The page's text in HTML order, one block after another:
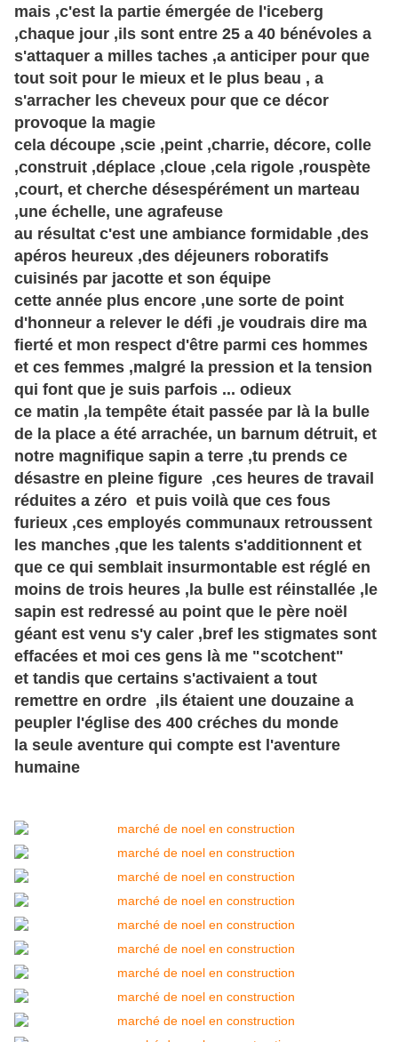
mais ,c'est la partie émergée de l'iceberg
,chaque jour ,ils sont entre 25 a 40 bénévoles a
s'attaquer a milles taches ,a anticiper pour que
tout soit pour le mieux et le plus beau , a
s'arracher les cheveux pour que ce décor
provoque la magie
cela découpe ,scie ,peint ,charrie, décore, colle
,construit ,déplace ,cloue ,cela rigole ,rouspète
,court, et cherche désespérément un marteau
,une échelle, une agrafeuse
au résultat c'est une ambiance formidable ,des
apéros heureux ,des déjeuners roboratifs
cuisinés par jacotte et son équipe
cette année plus encore ,une sorte de point
d'honneur a relever le défi ,je voudrais dire ma
fierté et mon respect d'être parmi ces hommes
et ces femmes ,malgré la pression et la tension
qui font que je suis parfois ... odieux
ce matin ,la tempête était passée par là la bulle
de la place a été arrachée, un barnum détruit, et
notre magnifique sapin a terre ,tu prends ce
désastre en pleine figure ,ces heures de travail
réduites a zéro et puis voilà que ces fous
furieux ,ces employés communaux retroussent
les manches ,que les talents s'additionnent et
que ce qui semblait insurmontable est réglé en
moins de trois heures ,la bulle est réinstallée ,le
sapin est redressé au point que le père noël
géant est venu s'y caler ,bref les stigmates sont
effacées et moi ces gens là me "scotchent"
et tandis que certains s'activaient a tout
remettre en ordre ,ils étaient une douzaine a
peupler l'église des 400 créches du monde
la seule aventure qui compte est l'aventure
humaine